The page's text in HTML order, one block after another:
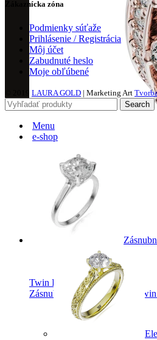
Twin Rings
Zásnubné prstne z kolekcie
Zákaznícka zóna
Podmienky súťaže
Prihlásenie / Registrácia
Môj účet
Zabudnuté heslo
Moje obľúbené
LAURA GOLD | Marketing Art
Search
Menu
e-shop